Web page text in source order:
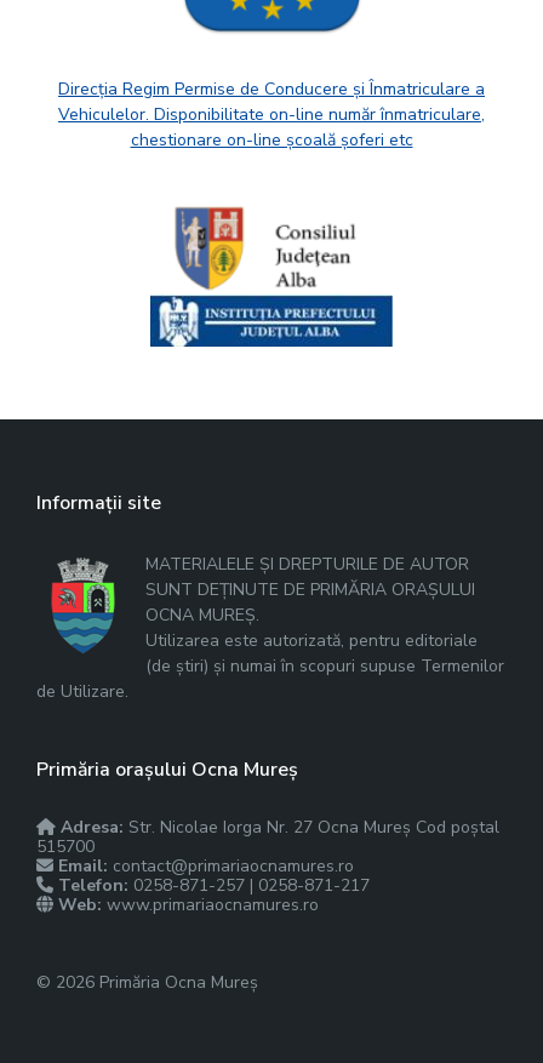
Direcția Regim Permise de Conducere și Înmatriculare a
Vehiculelor. Disponibilitate on-line număr înmatriculare,
chestionare on-line școală șoferi etc
Informații site
MATERIALELE ȘI DREPTURILE DE AUTOR
SUNT DEȚINUTE DE PRIMĂRIA ORAȘULUI
OCNA MUREȘ.
Utilizarea este autorizată, pentru editoriale
(de știri) și numai în scopuri supuse Termenilor
de Utilizare.
Primăria orașului Ocna Mureș
Adresa: Str. Nicolae Iorga Nr. 27 Ocna Mureș Cod poștal
515700
Email: contact@primariaocnamures.ro
Telefon: 0258-871-257 | 0258-871-217
Web: www.primariaocnamures.ro
© 2026 Primăria Ocna Mureș